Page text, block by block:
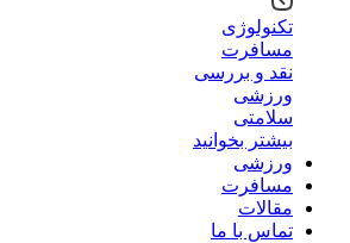
تکنولوژی
مسافرت
نقد و بررسی
ورزشی
سلامتی
بیشتر بخوانید
ورزشی
مسافرت
مقالات
تماس با ما